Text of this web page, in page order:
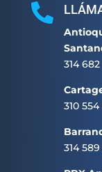

314
310
314